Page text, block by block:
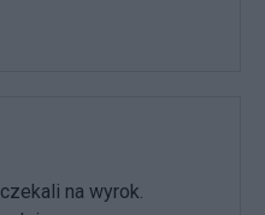
na wyrok.